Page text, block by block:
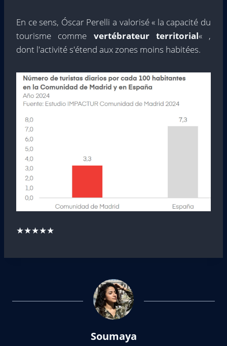
En ce sens, Óscar Perelli a valorisé « la capacité du
tourisme comme vertébrateur territorial« ,
dont l'activité s'étend aux zones moins habitées.
★★★★★
Soumaya